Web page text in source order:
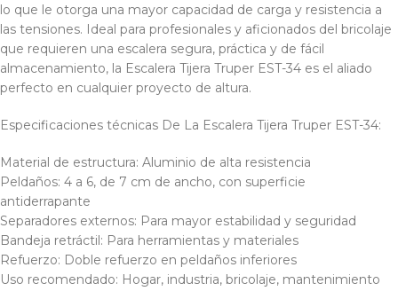
lo que le otorga una mayor capacidad de carga y resistencia a
las tensiones. Ideal para profesionales y aficionados del bricolaje
que requieren una escalera segura, práctica y de fácil
almacenamiento, la Escalera Tijera Truper EST-34 es el aliado
perfecto en cualquier proyecto de altura.
Especificaciones técnicas De La Escalera Tijera Truper EST-34:
Material de estructura: Aluminio de alta resistencia
Peldaños: 4 a 6, de 7 cm de ancho, con superficie
antiderrapante
Separadores externos: Para mayor estabilidad y seguridad
Bandeja retráctil: Para herramientas y materiales
Refuerzo: Doble refuerzo en peldaños inferiores
Uso recomendado: Hogar, industria, bricolaje, mantenimiento